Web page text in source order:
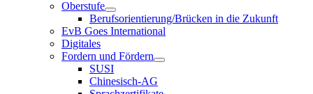
Oberstufe
Berufsorientierung/Brücken in die Zukunft
EvB Goes International
Digitales
Fordern und Fördern
SUSI
Chinesisch-AG